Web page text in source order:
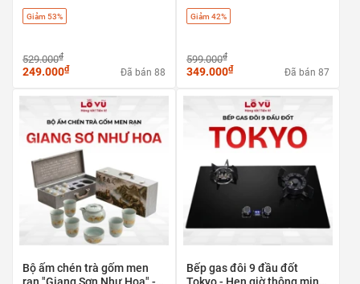
mùi
Giảm 53%
529.000₫
249.000₫ Đã bán 88
cổng LAN
Giảm 42%
599.000₫
349.000₫ Đã bán 87
Bộ ấm chén trà gốm men
Bếp gas đôi 9 đầu đốt